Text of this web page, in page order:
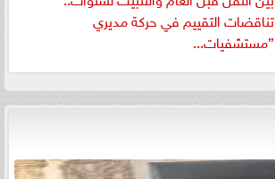
تناقضات التقييم في حركة مديري
”مستشفيات...